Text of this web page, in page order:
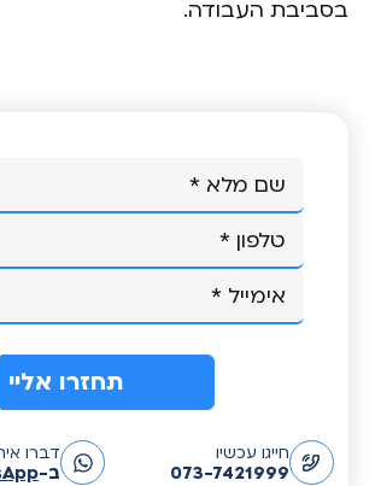
בסביבת העבודה.
חייגו עכשיו
073-7421999
דברו
ב-